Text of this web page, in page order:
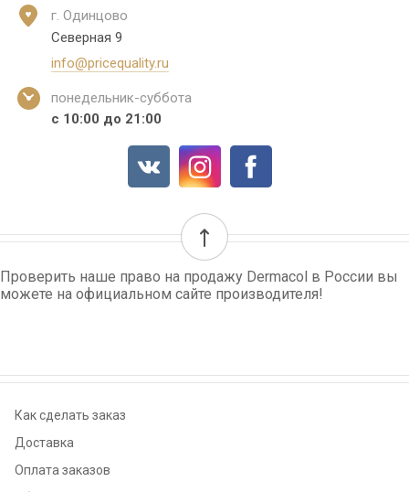
г. Одинцово
Северная 9
info@pricequality.ru
понедельник-суббота
с 10:00 до 21:00
Проверить наше право на продажу Dermacol в России вы
можете на официальном сайте производителя!
Как сделать заказ
Доставка
Оплата заказов